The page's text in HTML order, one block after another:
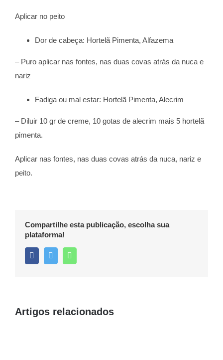
Aplicar no peito
Dor de cabeça: Hortelã Pimenta, Alfazema
– Puro aplicar nas fontes, nas duas covas atrás da nuca e
nariz
Fadiga ou mal estar: Hortelã Pimenta, Alecrim
– Diluir 10 gr de creme, 10 gotas de alecrim mais 5 hortelã
pimenta.
Aplicar nas fontes, nas duas covas atrás da nuca, nariz e
peito.
Compartilhe esta publicação, escolha sua
plataforma!
FacebookTwitter
Artigos relacionados